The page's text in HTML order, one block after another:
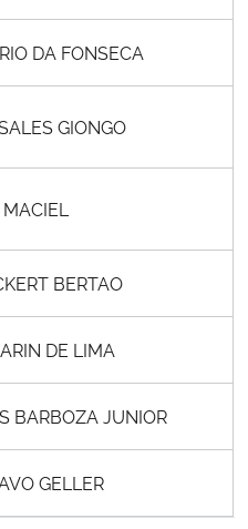
DA FONSECA
GIONGO
BERTAO
DE LIMA
BARBOZA JUNIOR
GELLER